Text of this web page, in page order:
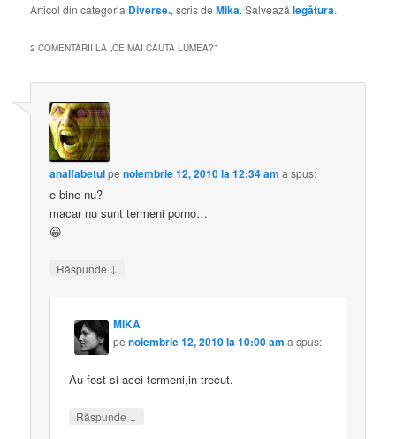
Articol din categoria Diverse., scris deMika. Salveazălegătura.
2 COMENTARII LA „CE MAI CAUTA LUMEA?”
analfabetulpenoiembrie 12, 2010 la 12:34 am a spus:
e bine nu?
macar nu sunt termeni porno…
😀
Răspunde ↓
MIKA
penoiembrie 12, 2010 la 10:00 am a spus:
Au fost si acei termeni,in trecut.
Răspunde ↓